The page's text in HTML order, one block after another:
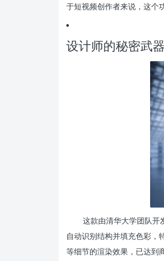
于短视频创作者来说，这个
设计师的秘密武
这款由清华大学团队开
自动识别结构并填充色彩，
等细节的渲染效果，已达到